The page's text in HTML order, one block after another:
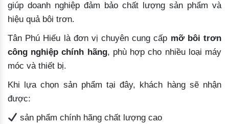
giúp doanh nghiệp đảm bảo chất lượng sản phẩm và
hiệu quả bôi trơn.
Tân Phú Hiếu là đơn vị chuyên cung cấp mỡ bôi trơn
công nghiệp chính hãng, phù hợp cho nhiều loại máy
móc và thiết bị.
Khi lựa chọn sản phẩm tại đây, khách hàng sẽ nhận
được:
sản phẩm chính hãng chất lượng cao